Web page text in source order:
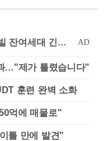
…"제가 틀렸습니다"
훈련 완벽 소화
억에 매물로"
틀 만에 발견"